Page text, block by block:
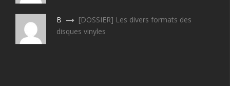
B
[DOSSIER] Les divers formats des
disques vinyles